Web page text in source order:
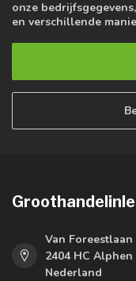
onze
en verschillende
Van Foreestlaan
2404 HC
Nederland